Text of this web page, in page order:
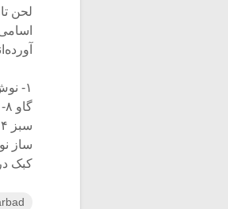
لحن‌
کبک‌ دری ۲۷- نخجیرگان ۲۸- کین سیاوش ۲۹- کین ایرج